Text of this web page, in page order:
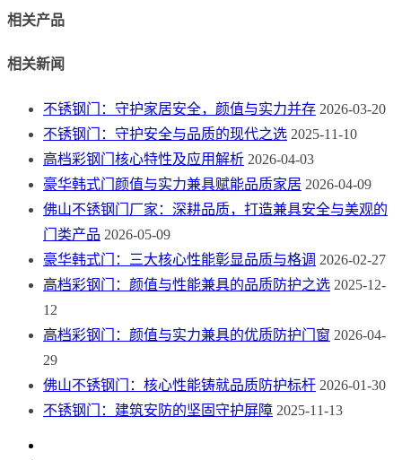
相关产品
相关新闻
不锈钢门：守护家居安全，颜值与实力并存 2026-03-20
不锈钢门：守护安全与品质的现代之选 2025-11-10
高档彩钢门核心特性及应用解析 2026-04-03
豪华韩式门颜值与实力兼具赋能品质家居 2026-04-09
佛山不锈钢门厂家：深耕品质，打造兼具安全与美观的
门类产品 2026-05-09
豪华韩式门：三大核心性能彰显品质与格调 2026-02-27
高档彩钢门：颜值与性能兼具的品质防护之选 2025-12-
12
高档彩钢门：颜值与实力兼具的优质防护门窗 2026-04-
29
佛山不锈钢门：核心性能铸就品质防护标杆 2026-01-30
不锈钢门：建筑安防的坚固守护屏障 2025-11-13